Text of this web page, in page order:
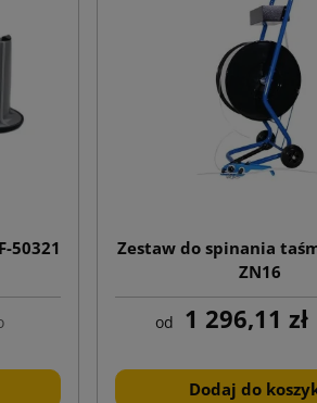
50321
Zestaw do spinania
ZN16
od 1 296,11 zł
Dodaj do